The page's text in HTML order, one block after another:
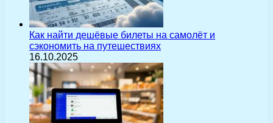
Как найти дешёвые билеты на самолёт и
сэкономить на путешествиях
16.10.2025